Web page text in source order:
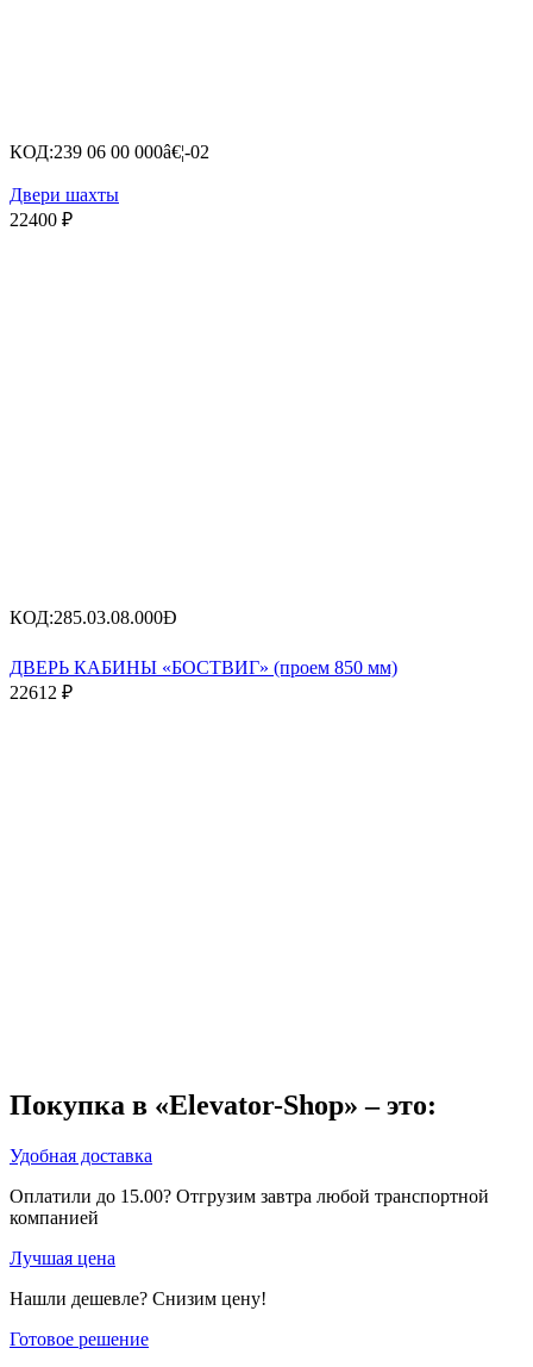
КОД:239 06 00 000â€¦-02
Двери шахты
22400 ₽
КОД:285.03.08.000Ð
ДВЕРЬ КАБИНЫ «БОСТВИГ» (проем 850 мм)
22612 ₽
Покупка в «Elevator-Shop» – это:
Удобная доставка
Оплатили до 15.00? Отгрузим завтра любой транспортной
компанией
Лучшая цена
Нашли дешевле? Снизим цену!
Готовое решение